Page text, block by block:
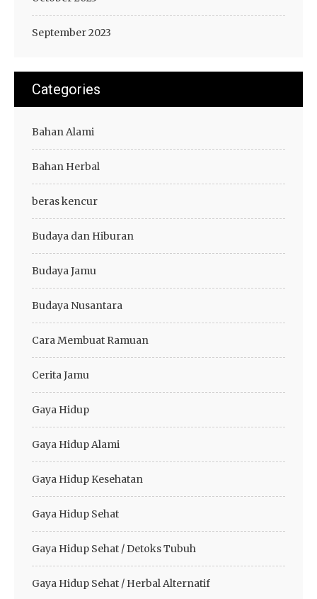
September 2023
Categories
Bahan Alami
Bahan Herbal
beras kencur
Budaya dan Hiburan
Budaya Jamu
Budaya Nusantara
Cara Membuat Ramuan
Cerita Jamu
Gaya Hidup
Gaya Hidup Alami
Gaya Hidup Kesehatan
Gaya Hidup Sehat
Gaya Hidup Sehat / Detoks Tubuh
Gaya Hidup Sehat / Herbal Alternatif